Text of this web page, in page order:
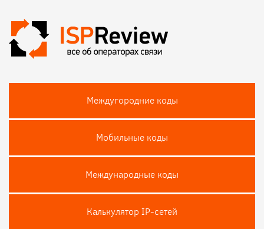
Междугородние коды
Мобильные коды
Международные коды
Калькулятор IP-сетей